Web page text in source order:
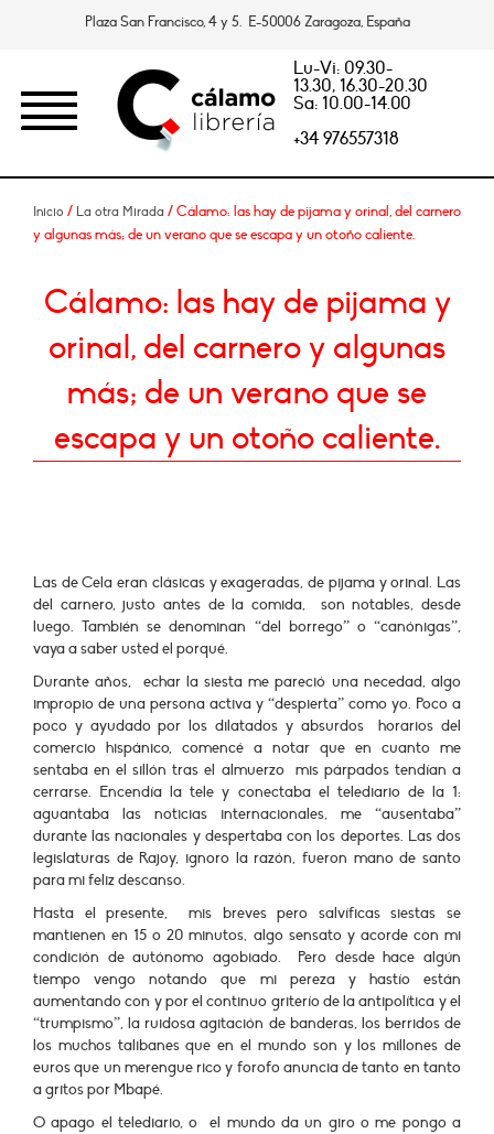
Plaza San Francisco, 4 y 5. E-50006 Zaragoza, España
Lu-Vi: 09.30-
13.30, 16.30-20.30
Sa: 10.00-14.00
+34 976557318
Inicio / La otra Mirada / Cálamo: las hay de pijama y orinal, del carnero
y algunas más; de un verano que se escapa y un otoño caliente.
Cálamo: las hay de pijama y
orinal, del carnero y algunas
más; de un verano que se
escapa y un otoño caliente.
Las de Cela eran clásicas y exageradas, de pijama y orinal. Las
del carnero, justo antes de la comida, son notables, desde
luego. También se denominan “del borrego” o “canónigas”,
vaya a saber usted el porqué.
Durante años, echar la siesta me pareció una necedad, algo
impropio de una persona activa y “despierta” como yo. Poco a
poco y ayudado por los dilatados y absurdos horarios del
comercio hispánico, comencé a notar que en cuanto me
sentaba en el sillón tras el almuerzo mis párpados tendían a
cerrarse. Encendía la tele y conectaba el telediario de la 1:
aguantaba las noticias internacionales, me “ausentaba”
durante las nacionales y despertaba con los deportes. Las dos
legislaturas de Rajoy, ignoro la razón, fueron mano de santo
para mi feliz descanso.
Hasta el presente, mis breves pero salvíficas siestas se
mantienen en 15 o 20 minutos, algo sensato y acorde con mi
condición de autónomo agobiado. Pero desde hace algún
tiempo vengo notando que mi pereza y hastío están
aumentando con y por el continuo griterío de la antipolítica y el
“trumpismo”, la ruidosa agitación de banderas, los berridos de
los muchos talibanes que en el mundo son y los millones de
euros que un merengue rico y forofo anuncia de tanto en tanto
a gritos por Mbapé.
O apago el telediario, o el mundo da un giro o me pongo a